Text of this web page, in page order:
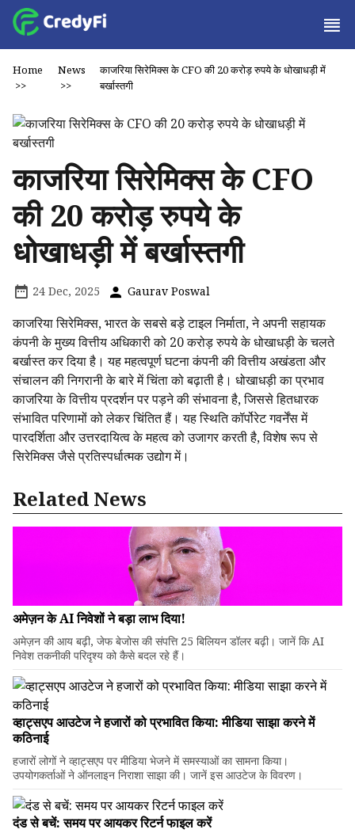
Home
>>
News
>>
काजरिया सिरेमिक्स के CFO की 20 करोड़ रुपये के धोखाधड़ी में
बर्खास्तगी
काजरिया सिरेमिक्स के CFO
की 20 करोड़ रुपये के
धोखाधड़ी में बर्खास्तगी
24 Dec, 2025 Gaurav Poswal
काजरिया सिरेमिक्स, भारत के सबसे बड़े टाइल निर्माता, ने अपनी सहायक
कंपनी के मुख्य वित्तीय अधिकारी को 20 करोड़ रुपये के धोखाधड़ी के चलते
बर्खास्त कर दिया है। यह महत्वपूर्ण घटना कंपनी की वित्तीय अखंडता और
संचालन की निगरानी के बारे में चिंता को बढ़ाती है। धोखाधड़ी का प्रभाव
काजरिया के वित्तीय प्रदर्शन पर पड़ने की संभावना है, जिससे हितधारक
संभावित परिणामों को लेकर चिंतित हैं। यह स्थिति कॉर्पोरेट गवर्नेंस में
पारदर्शिता और उत्तरदायित्व के महत्व को उजागर करती है, विशेष रूप से
सिरेमिक्स जैसे प्रतिस्पर्धात्मक उद्योग में।
Related News
अमेज़न के AI निवेशों ने बड़ा लाभ दिया!
अमेज़न की आय बढ़ी, जेफ बेजोस की संपत्ति 25 बिलियन डॉलर बढ़ी। जानें कि AI
निवेश तकनीकी परिदृश्य को कैसे बदल रहे हैं।
व्हाट्सएप आउटेज ने हजारों को प्रभावित किया: मीडिया साझा करने में
कठिनाई
हजारों लोगों ने व्हाट्सएप पर मीडिया भेजने में समस्याओं का सामना किया।
उपयोगकर्ताओं ने ऑनलाइन निराशा साझा की। जानें इस आउटेज के विवरण।
दंड से बचें: समय पर आयकर रिटर्न फाइल करें